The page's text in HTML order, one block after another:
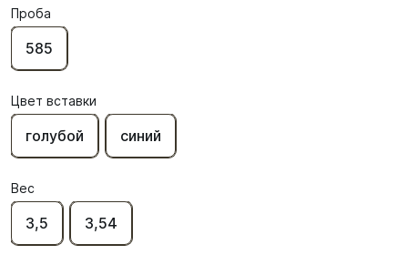
Проба
585
Цвет вставки
голубой синий
Вес
3,5 3,54